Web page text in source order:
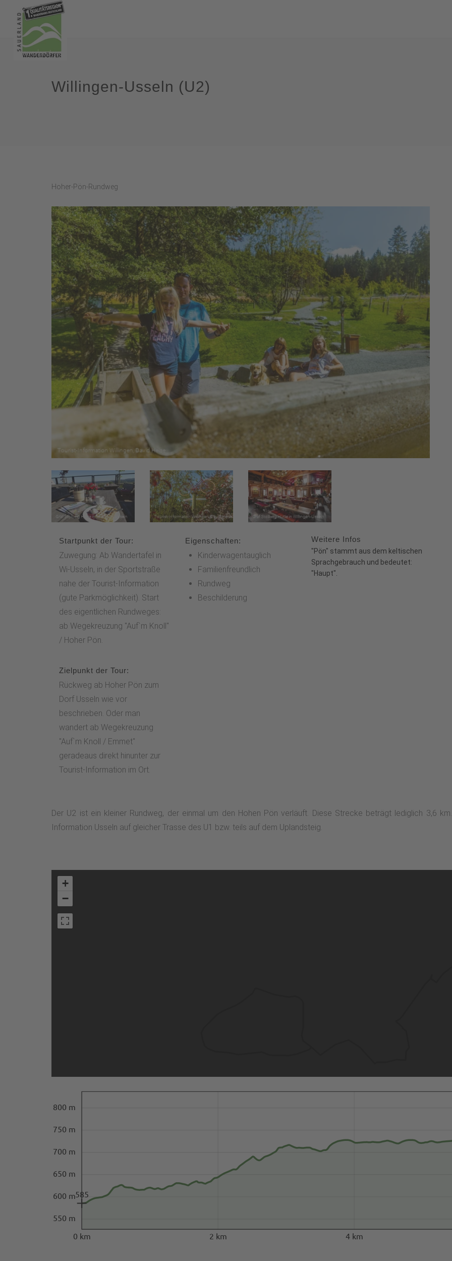
Willingen-Usseln (U2)
Hoher-Pön-Rundweg
Startpunkt der Tour:
Zuwegung: Ab Wandertafel in
Wi-Usseln, in der Sportstraße
nahe der Tourist-Information
(gute Parkmöglichkeit). Start
des eigentlichen Rundweges:
ab Wegekreuzung "Auf`m Knoll"
/ Hoher Pön.
Zielpunkt der Tour:
Rückweg ab Hoher Pön zum
Dorf Usseln wie vor
beschrieben. Oder man
wandert ab Wegekreuzung
"Auf`m Knoll / Emmet"
geradeaus direkt hinunter zur
Tourist-Information im Ort.
Eigenschaften:
Kinderwagentauglich
Familienfreundlich
Rundweg
Beschilderung
Weitere Infos
"Pön" stammt aus dem keltischen
Sprachgebrauch und bedeutet:
"Haupt".
Der U2 ist ein kleiner Rundweg, der einmal um den Hohen Pön verläuft. Diese Strecke beträgt lediglich 3,6
Information Usseln auf gleicher Trasse des U1 bzw. teils auf dem Uplandsteig.
+
−
0 km 2 km 4 km
550 m
600 m
650 m
700 m
750 m
800 m
585